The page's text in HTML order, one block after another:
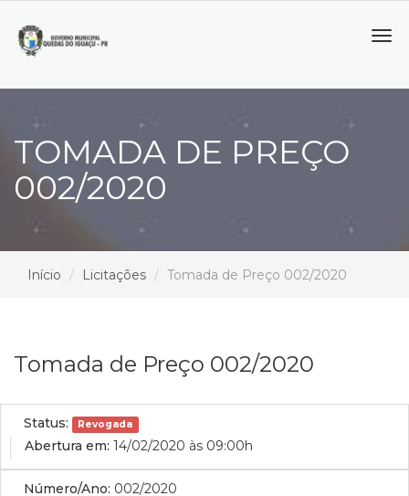
TOMADA DE PREÇO
002/2020
Início Licitações Tomada de Preço 002/2020
Tomada de Preço 002/2020
Status: Revogada
Abertura em: 14/02/2020 às 09:00h
Número/Ano: 002/2020